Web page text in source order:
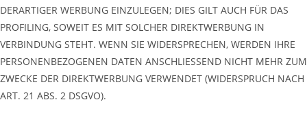
DERARTIGER WERBUNG EINZULEGEN; DIES GILT AUCH FÜR DAS
PROFILING, SOWEIT ES MIT SOLCHER DIREKTWERBUNG IN
VERBINDUNG STEHT. WENN SIE WIDERSPRECHEN, WERDEN IHRE
PERSONENBEZOGENEN DATEN ANSCHLIESSEND NICHT MEHR ZUM
ZWECKE DER DIREKTWERBUNG VERWENDET (WIDERSPRUCH NACH
ART. 21 ABS. 2 DSGVO).